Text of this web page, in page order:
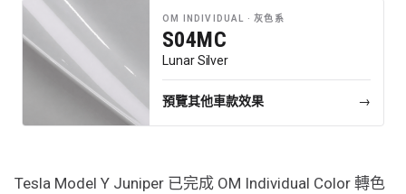
行車紀錄儀安裝
為您推薦
車漆保護方案建議
OM INDIVIDUAL ·灰色系
S04MC
Lunar Silver
預覽其他車款效果 →
Tesla Model Y Juniper 已完成 OM Individual Color 轉色